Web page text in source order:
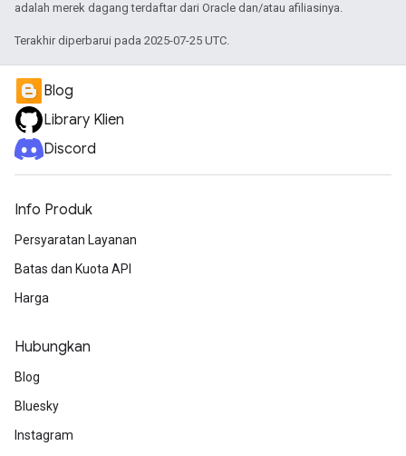
adalah merek dagang terdaftar dari Oracle dan/atau afiliasinya.
Terakhir diperbarui pada 2025-07-25 UTC.
Blog
Library Klien
Discord
Info Produk
Persyaratan Layanan
Batas dan Kuota API
Harga
Hubungkan
Blog
Bluesky
Instagram